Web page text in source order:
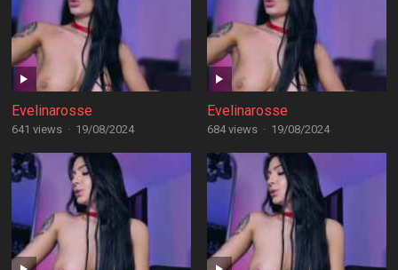
Evelinarosse
641 views · 19/08/2024
Evelinarosse
684 views · 19/08/2024